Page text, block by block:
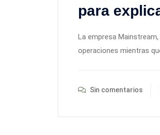
para
La empresa
operaciones mientras
Sin comentarios